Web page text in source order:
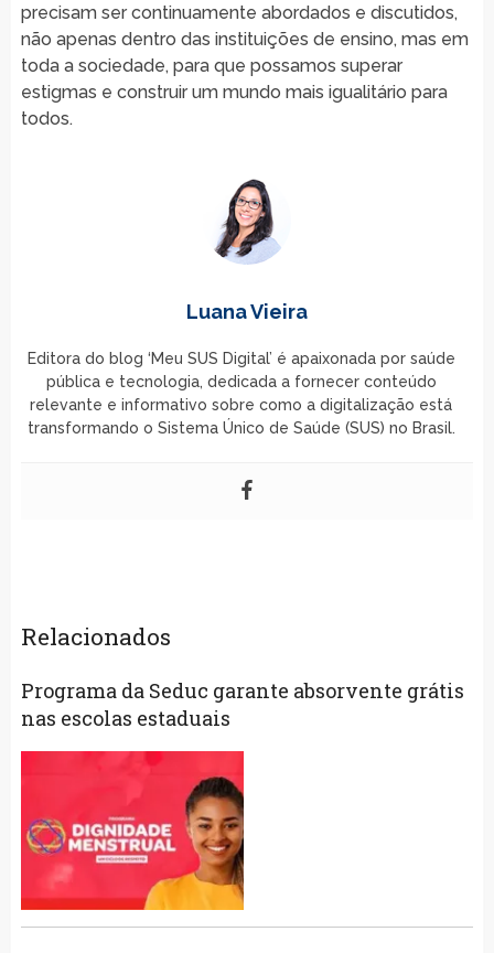
precisam ser continuamente abordados e discutidos,
não apenas dentro das instituições de ensino, mas em
toda a sociedade, para que possamos superar
estigmas e construir um mundo mais igualitário para
todos.
Luana Vieira
Editora do blog ‘Meu SUS Digital’ é apaixonada por saúde
pública e tecnologia, dedicada a fornecer conteúdo
relevante e informativo sobre como a digitalização está
transformando o Sistema Único de Saúde (SUS) no Brasil.
Relacionados
Programa da Seduc garante absorvente grátis
nas escolas estaduais